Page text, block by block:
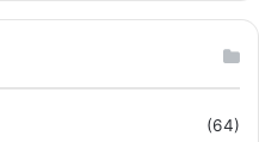
(64)